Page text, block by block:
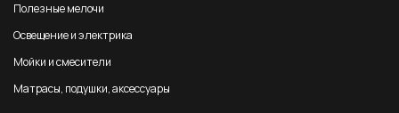
Полезные мелочи
Освещение и электрика
Мойки и смесители
Матрасы, подушки, аксессуары